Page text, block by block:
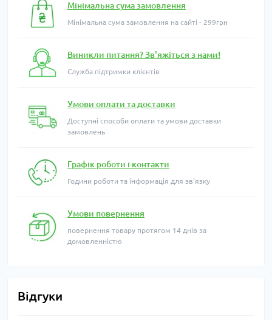
Мінімальна сума замовлення
Мінімальна сума замовлення на сайті - 299грн
Виникли питання? Зв'яжіться з нами!
Служба підтримки клієнтів
Умови оплати та доставки
Доступні способи оплати та умови доставки
замовлень
Графік роботи і контакти
Години роботи та інформація для зв'язку
Умови повернення
повернення товару протягом 14 днів за
домовленністю
Відгуки